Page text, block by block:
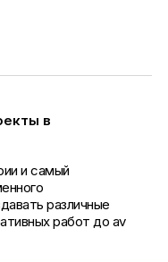
в
и самый
различные
работ до av